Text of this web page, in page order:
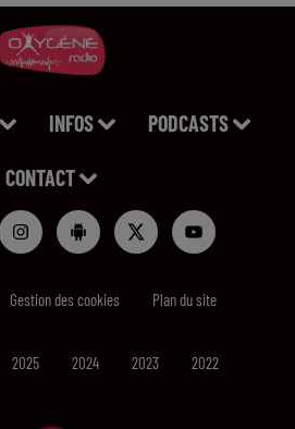
INFOS PODCASTS
CONTACT
Gestion des cookies Plan du site
2025 2024 2023 2022